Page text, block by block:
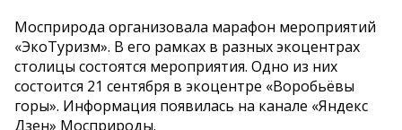
Мосприрода организовала марафон мероприятий
«ЭкоТуризм». В его рамках в разных экоцентрах
столицы состоятся мероприятия. Одно из них
состоится 21 сентября в экоцентре «Воробьёвы
горы». Информация появилась на канале «Яндекс
Дзен» Мосприроды.